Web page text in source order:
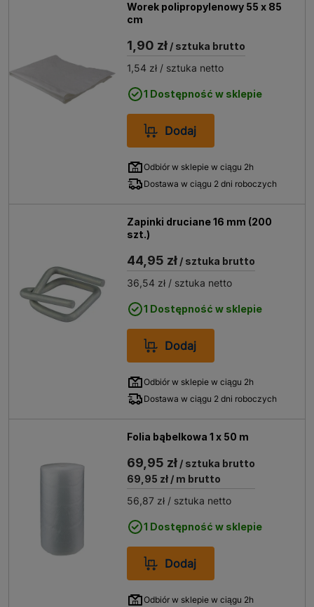
Worek polipropylenowy 55 x 85
cm
1,90 zł / sztuka brutto
1,54 zł / sztuka netto
1 Dostępność w sklepie
Dodaj
Odbiór w sklepie w ciągu 2h
Dostawa w ciągu 2 dni roboczych
Zapinki druciane 16 mm (200
szt.)
44,95 zł / sztuka brutto
36,54 zł / sztuka netto
1 Dostępność w sklepie
Dodaj
Odbiór w sklepie w ciągu 2h
Dostawa w ciągu 2 dni roboczych
Folia bąbelkowa 1 x 50 m
69,95 zł / sztuka brutto
69,95 zł / m brutto
56,87 zł / sztuka netto
1 Dostępność w sklepie
Dodaj
Odbiór w sklepie w ciągu 2h